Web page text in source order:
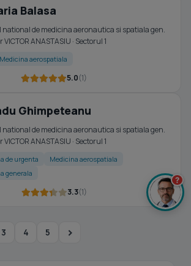
Balasa
de medicina aeronautica si spatiala gen.
ANASTASIU · Sectorul 1
Medicina aerospatiala
5.0(1)
Ghimpeteanu
de medicina aeronautica si spatiala gen.
ANASTASIU · Sectorul 1
de urgenta
Medicina aerospatiala
generala
3.3(1)
3 4 5
?